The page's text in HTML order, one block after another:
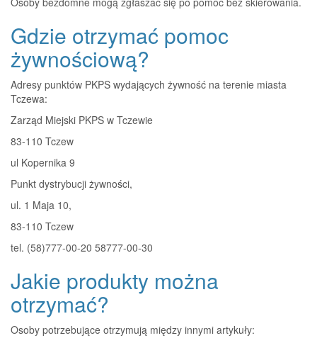
Gdzie otrzymać pomoc
żywnościową?
Adresy punktów PKPS wydających żywność na terenie miasta
Tczewa:
Zarząd Miejski PKPS w Tczewie
83-110 Tczew
ul Kopernika 9
Punkt dystrybucji żywności,
ul. 1 Maja 10,
83-110 Tczew
tel. (58)777-00-20 58777-00-30
Jakie produkty można
otrzymać?
Osoby potrzebujące otrzymują między innymi artykuły: